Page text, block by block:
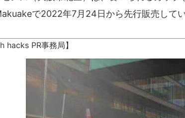
で2022年7月24日から先行販売してい
hacks PR事務局】